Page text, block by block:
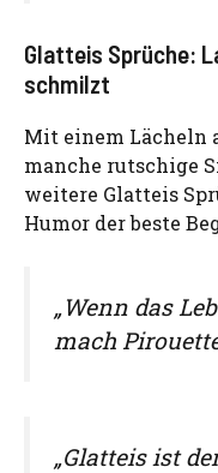
Glatteis Sprüche:
schmilzt
Mit einem Lächeln
manche rutschige
weitere Glatteis
Humor der beste
„Wenn das
mach
„Glatteis ist